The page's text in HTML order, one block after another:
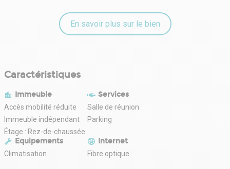
En savoir plus sur le bien
Caractéristiques
Immeuble
Accès mobilité réduite
Immeuble indépendant
Étage : Rez-de-chaussée
Services
Salle de réunion
Parking
Equipements
Climatisation
Internet
Fibre optique